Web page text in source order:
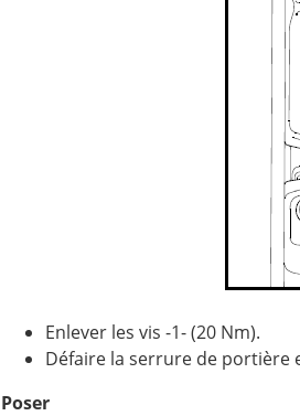
Enlever les vis -1- (20 Nm).
Défaire la serrure de portière
Poser